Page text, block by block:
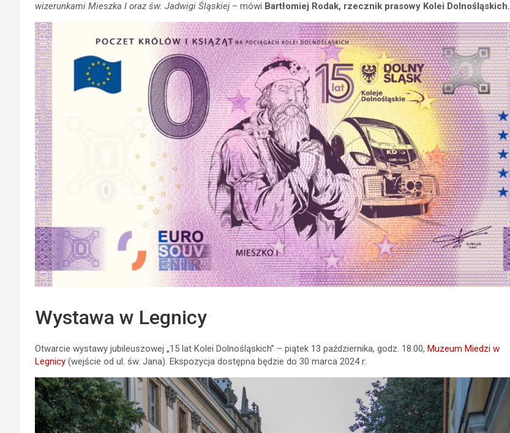
wizerunkami Mieszka I oraz św. Jadwigi Śląskiej– mówi Bartłomiej Rodak, rzecznik prasowy Kolei Dolnośląskich.
Wystawa w Legnicy
Otwarcie wystawy jubileuszowej „15 lat Kolei Dolnośląskich” – piątek 13 października, godz. 18.00, Muzeum Miedzi w
Legnicy (wejście od ul. św. Jana). Ekspozycja dostępna będzie do 30 marca 2024 r.